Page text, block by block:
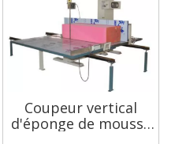
Coupeur vertical
d'éponge de mousse